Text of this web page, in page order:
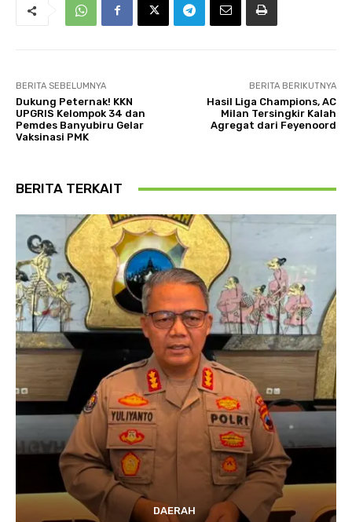
BERITA SEBELUMNYA
Dukung Peternak! KKN
UPGRIS Kelompok 34 dan
Pemdes Banyubiru Gelar
Vaksinasi PMK
BERITA BERIKUTNYA
Hasil Liga Champions, AC
Milan Tersingkir Kalah
Agregat dari Feyenoord
BERITA TERKAIT
DAERAH